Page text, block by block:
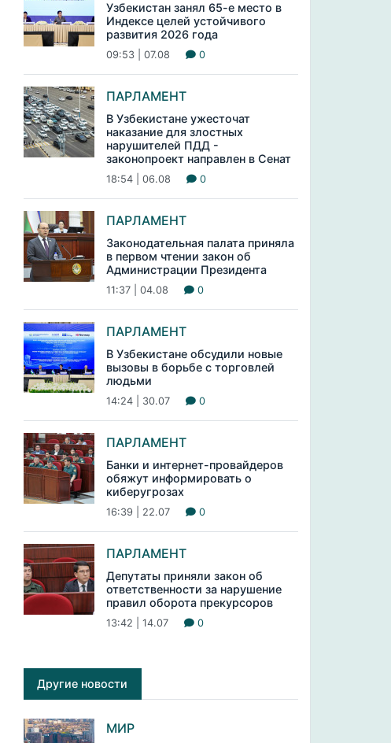
Узбекистан занял 65-е место в
Индексе целей устойчивого
развития 2026 года
09:53 | 07.08 0
ПАРЛАМЕНТ
В Узбекистане ужесточат
наказание для злостных
нарушителей ПДД -
законопроект направлен в Сенат
18:54 | 06.08 0
ПАРЛАМЕНТ
Законодательная палата приняла
в первом чтении закон об
Администрации Президента
11:37 | 04.08 0
ПАРЛАМЕНТ
В Узбекистане обсудили новые
вызовы в борьбе с торговлей
людьми
14:24 | 30.07 0
ПАРЛАМЕНТ
Банки и интернет-провайдеров
обяжут информировать о
киберугрозах
16:39 | 22.07 0
ПАРЛАМЕНТ
Депутаты приняли закон об
ответственности за нарушение
правил оборота прекурсоров
13:42 | 14.07 0
Другие новости
МИР